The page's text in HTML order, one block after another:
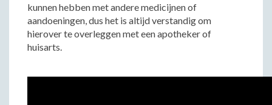
kunnen hebben met andere medicijnen of
aandoeningen, dus het is altijd verstandig om
hierover te overleggen met een apotheker of
huisarts.